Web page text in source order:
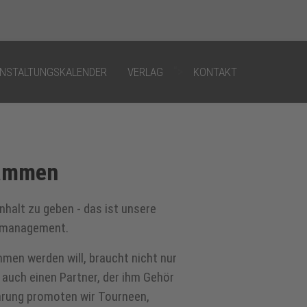
VERLAG KONTAKT
DEVELOPMENT
zu geben - das ist unsere
werden will, braucht nicht nur
einen Partner, der ihm Gehör
promoten wir Tourneen,